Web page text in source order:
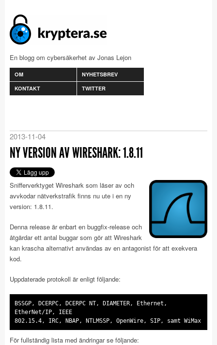
En blogg om cybersäkerhet av Jonas Lejon
OM
NYHETSBREV
KONTAKT
TWITTER
2013-11-04
NY VERSION AV WIRESHARK: 1.8.11
Snifferverktyget Wireshark som läser av och
avvkodar nätverkstrafik finns nu ute i en ny
version: 1.8.11.
Denna release är enbart en buggfix-release och
åtgärdar ett antal buggar som gör att Wireshark
kan krascha alternativt användas av en antagonist för att exekvera
kod.
Uppdaterade protokoll är enligt följande:
BSSGP, DCERPC, DCERPC NT, DIAMETER, Ethernet,
EtherNet/IP, IEEE
802.15.4, IRC, NBAP, NTLMSSP, OpenWire, SIP, samt WiMax
För fullständig lista med ändringar se följande: